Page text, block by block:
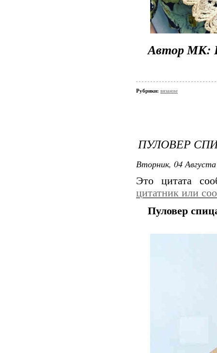
Автор МК:
Рубрики: вязание
ПУЛОВЕР
Вторник, 04
Это цитата
цитатник или
Пуловер